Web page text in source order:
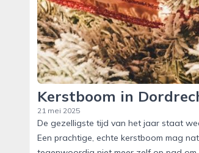
Kerstboom in
21 mei 2025
De gezelligste tijd van het jaar staat
Een prachtige, echte kerstboom mag